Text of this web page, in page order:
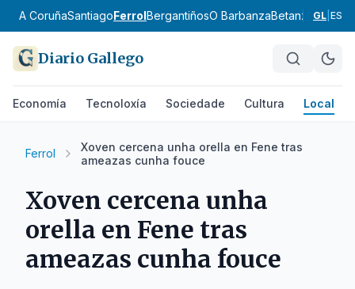
A CoruñaSantiagoFerrolBergantiñosO BarbanzaBetanzosOrdes
GL ES
Diario Gallego
Economía Tecnoloxía Sociedade Cultura Local
Ferrol
Xoven cercena unha orella en Fene tras
ameazas cunha fouce
Xoven cercena unha
orella en Fene tras
ameazas cunha fouce